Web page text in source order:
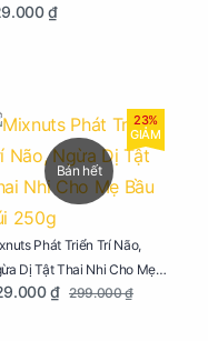
Bầu Hũ 250g
₫
Bán hết
23%
GIẢM
Phát Triển Trí Não,
Dị Tật Thai Nhi Cho Mẹ
Túi 250g
₫ 299.000 ₫